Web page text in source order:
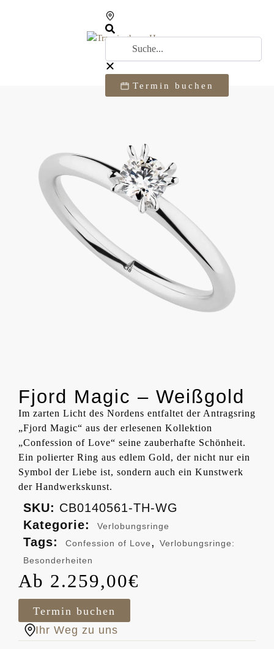
Termin buchen
Fjord Magic – Weißgold
Im zarten Licht des Nordens entfaltet der Antragsring
„Fjord Magic“ aus der erlesenen Kollektion
„Confession of Love“ seine zauberhafte Schönheit.
Ein polierter Ring aus edlem Gold, der nicht nur ein
Symbol der Liebe ist, sondern auch ein Kunstwerk
der Handwerkskunst.
SKU: CB0140561-TH-WG
Kategorie:
Verlobungsringe
Tags: Confession of Love,
Verlobungsringe:
Besonderheiten
2.259,00€
Termin buchen
Ihr Weg zu uns